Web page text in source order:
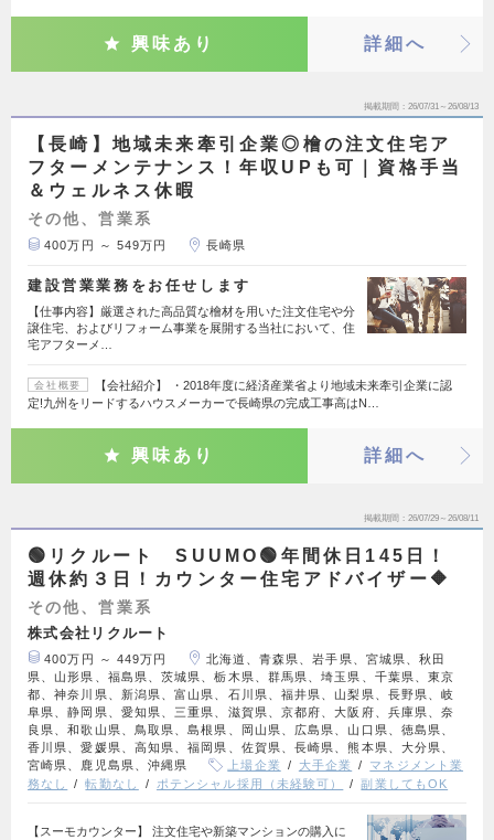
興味あり 詳細へ
掲載期間 26/07/31～26/08/13
【長崎】地域未来牽引企業◎檜の注文住宅ア
フターメンテナンス！年収UPも可｜資格手当
＆ウェルネス休暇
その他、営業系
400万円 ～ 549万円 長崎県
建設営業業務をお任せします
【仕事内容】厳選された高品質な檜材を用いた注文住宅や分
譲住宅、およびリフォーム事業を展開する当社において、住
宅アフターメ…
会社概要
【会社紹介】 ・2018年度に経済産業省より地域未来牽引企業に認
定!九州をリードするハウスメーカーで長崎県の完成工事高はN…
興味あり 詳細へ
掲載期間 26/07/29～26/08/11
🟢リクルート SUUMO🟢年間休日145日！
週休約３日！カウンター住宅アドバイザー🔶
その他、営業系
株式会社リクルート
400万円 ～ 449万円
北海道、青森県、岩手県、宮城県、秋田
県、山形県、福島県、茨城県、栃木県、群馬県、埼玉県、千葉県、東京
都、神奈川県、新潟県、富山県、石川県、福井県、山梨県、長野県、岐
阜県、静岡県、愛知県、三重県、滋賀県、京都府、大阪府、兵庫県、奈
良県、和歌山県、鳥取県、島根県、岡山県、広島県、山口県、徳島県、
香川県、愛媛県、高知県、福岡県、佐賀県、長崎県、熊本県、大分県、
宮崎県、鹿児島県、沖縄県
上場企業 大手企業
マネジメント業
務なし
転勤なし ポテンシャル採用（未経験可） 副業してもOK
【スーモカウンター】 注文住宅や新築マンションの購入に